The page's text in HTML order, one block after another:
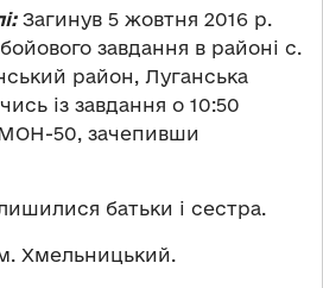
Загинув 5 жовтня 2016 р.
завдання в районі с.
район, Луганська
із завдання о 10:50
МОН-50, зачепивши
батьки і сестра.
Хмельницький.